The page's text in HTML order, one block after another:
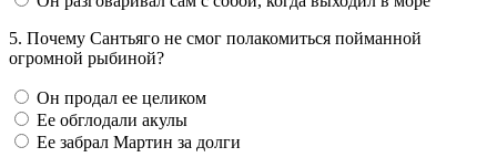
5. Почему Сантьяго не смог полакомиться пойманной
огромной рыбиной?
Он продал ее целиком
Ее обглодали акулы
Ее забрал Мартин за долги